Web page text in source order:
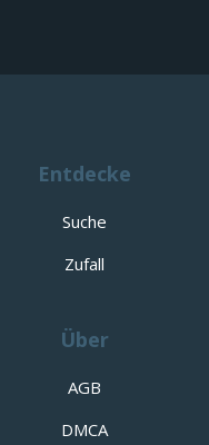
Entdecke
Suche
Zufall
Über
AGB
DMCA